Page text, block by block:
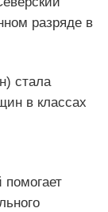
разряде в
стала
в классах